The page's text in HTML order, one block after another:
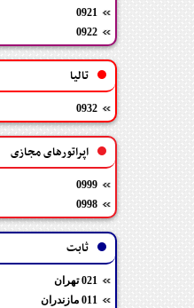
0921
0922
تالیا
0932
اپراتورهای مجازی
0999
0998
ثابت
021 تهران
011 مازندران